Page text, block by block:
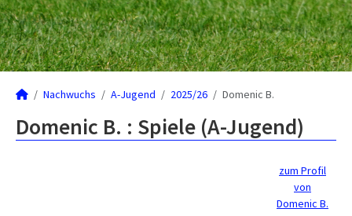
Nachwuchs A-Jugend 2025/26 Domenic B.
Domenic B. : Spiele (A-Jugend)
zum Profil
von
Domenic B.